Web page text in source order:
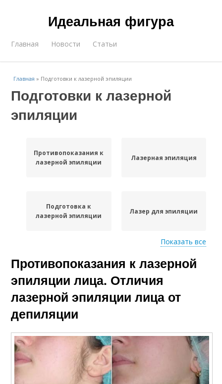
Идеальная фигура
Главная Новости Статьи
Главная » Подготовки к лазерной эпиляции
Подготовки к лазерной
эпиляции
Противопоказания к
лазерной эпиляции
Лазерная эпиляция
Подготовка к
лазерной эпиляции
Лазер для эпиляции
Лазеры для эпиляции
Показать все
Противопоказания к лазерной
эпиляции лица. Отличия
лазерной эпиляции лица от
депиляции